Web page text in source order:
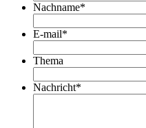
Nachname*
E-mail*
Thema
Nachricht*